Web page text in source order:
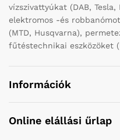
vízszivattyúkat (DAB,
elektromos -és
(MTD, Husqvarna),
fűtéstechnikai eszközöket
Információk
Online elállási űrlap